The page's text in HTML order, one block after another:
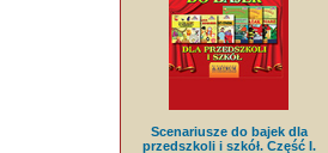
Scenariusze do bajek dla
przedszkoli i szkół. Część I.